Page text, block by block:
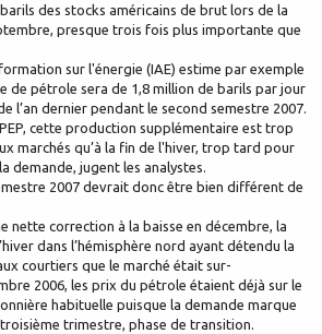
des stocks américains de brut lors de la
presque trois fois plus importante que
sur l'énergie (IAE) estime par exemple
de pétrole sera de 1,8 million de barils par jour
l’an dernier pendant le second semestre 2007.
cette production supplémentaire est trop
marchés qu’à la fin de l'hiver, trop tard pour
demande, jugent les analystes.
2007 devrait donc être bien différent de
nette correction à la baisse en décembre, la
dans l’hémisphère nord ayant détendu la
courtiers que le marché était sur-
2006, les prix du pétrole étaient déjà sur le
habituelle puisque la demande marque
trimestre, phase de transition.